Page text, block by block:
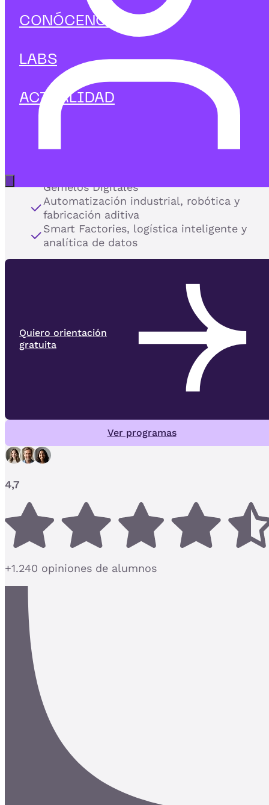
CONÓCENOS
LABS
ACTUALIDAD
la transformación digital
nueva era industrial.
En IEBS te capacitamos para integrar las tecnologías
emergentes en la cadena de valor, automatizar
y optimizar la toma de decisiones en entonos
industriales.
conectividad y la sostenibilidad operativa:
Gemelos Digitales
Automatización industrial, robótica y
fabricación aditiva
Smart Factories, logística inteligente y
analítica de datos
Quiero orientación
gratuita
Ver programas
4,7
+1.240 opiniones de alumnos